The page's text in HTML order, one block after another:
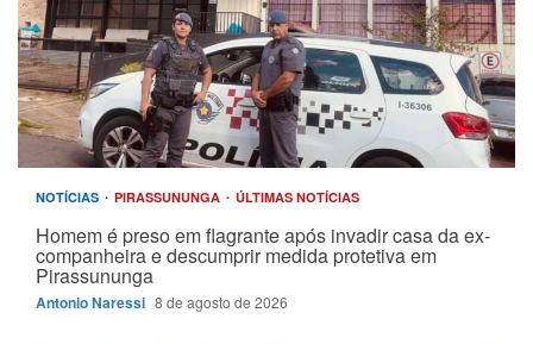
NOTÍCIAS PIRASSUNUNGA ÚLTIMAS NOTÍCIAS
Homem é preso em flagrante após invadir casa da ex-
companheira e descumprir medida protetiva em
Pirassununga
Antonio Naressi 8 de agosto de 2026